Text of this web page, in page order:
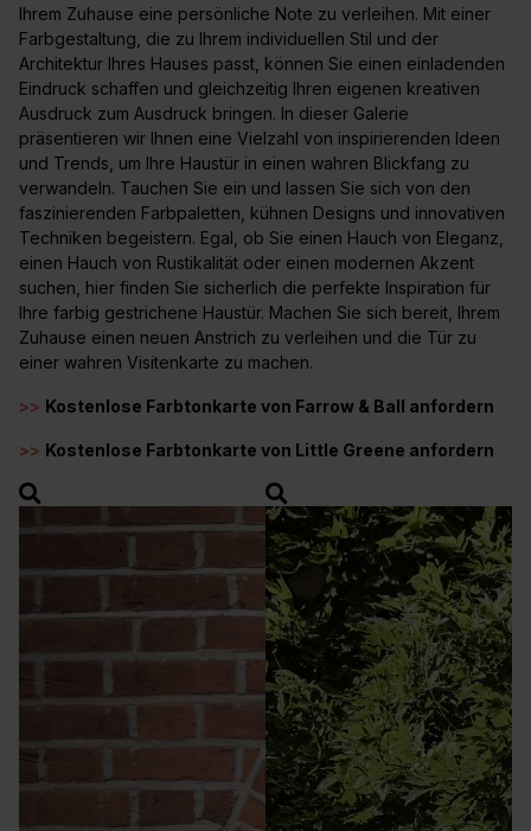
Ihrem Zuhause eine persönliche Note zu verleihen. Mit einer
Farbgestaltung, die zu Ihrem individuellen Stil und der
Architektur Ihres Hauses passt, können Sie einen einladenden
Eindruck schaffen und gleichzeitig Ihren eigenen kreativen
Ausdruck zum Ausdruck bringen. In dieser Galerie
präsentieren wir Ihnen eine Vielzahl von inspirierenden Ideen
und Trends, um Ihre Haustür in einen wahren Blickfang zu
verwandeln. Tauchen Sie ein und lassen Sie sich von den
faszinierenden Farbpaletten, kühnen Designs und innovativen
Techniken begeistern. Egal, ob Sie einen Hauch von Eleganz,
einen Hauch von Rustikalität oder einen modernen Akzent
suchen, hier finden Sie sicherlich die perfekte Inspiration für
Ihre farbig gestrichene Haustür. Machen Sie sich bereit, Ihrem
Zuhause einen neuen Anstrich zu verleihen und die Tür zu
einer wahren Visitenkarte zu machen.
>> Kostenlose Farbtonkarte von Farrow & Ball anfordern
>> Kostenlose Farbtonkarte von Little Greene anfordern